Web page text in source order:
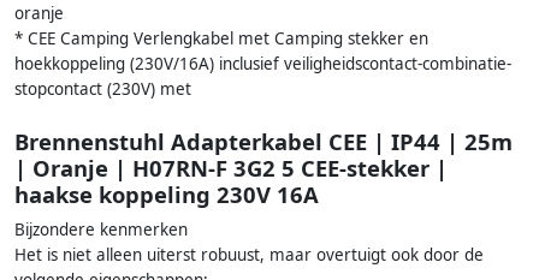
oranje
* CEE Camping Verlengkabel met Camping stekker en
hoekkoppeling (230V/16A) inclusief veiligheidscontact-combinatie-
stopcontact (230V) met
Brennenstuhl Adapterkabel CEE | IP44 | 25m
| Oranje | H07RN-F 3G2 5 CEE-stekker |
haakse koppeling 230V 16A
Bijzondere kenmerken
Het is niet alleen uiterst robuust, maar overtuigt ook door de